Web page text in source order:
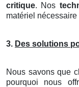
critique. Nos
matériel
3. Des solutions
Nous savons que
pourquoi nous